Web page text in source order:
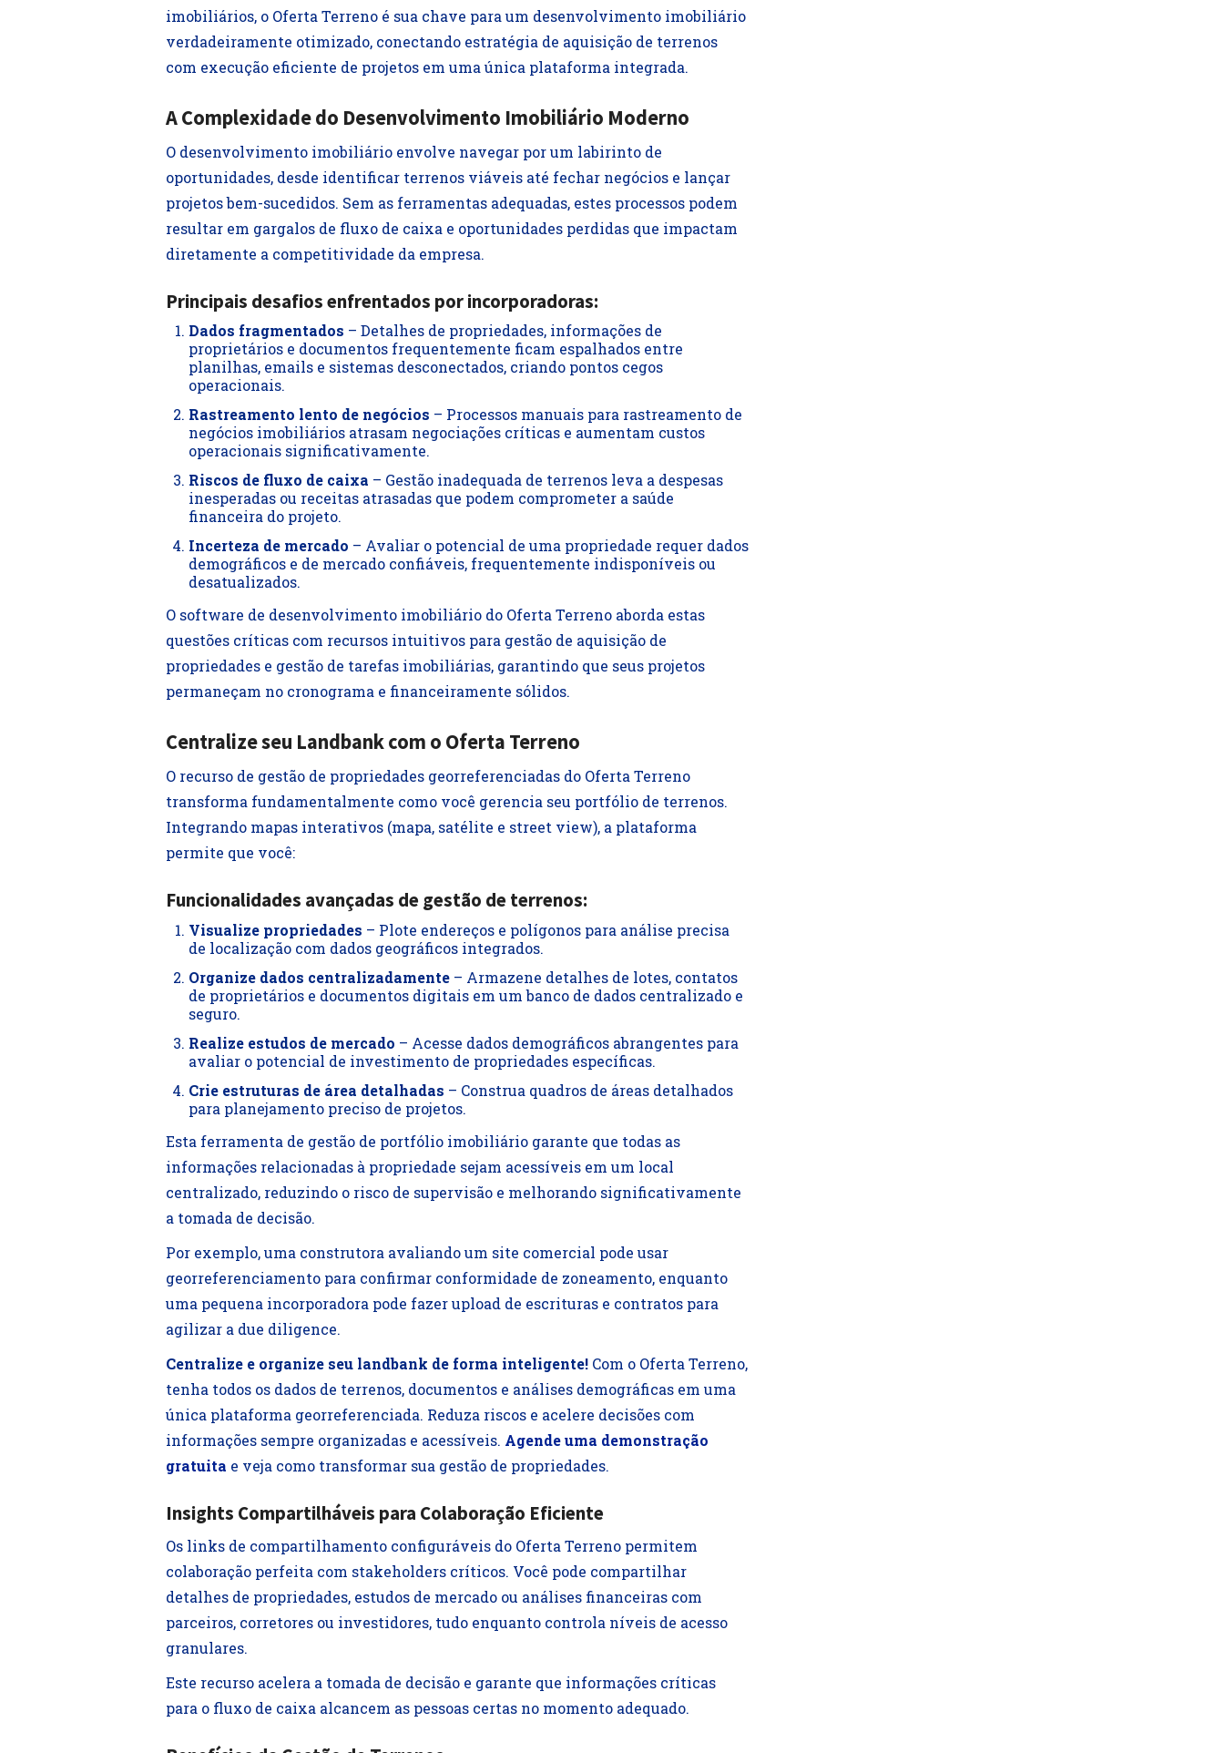
imobiliários, o Oferta Terreno é sua chave para um desenvolvimento imobiliário
verdadeiramente otimizado, conectando estratégia de aquisição de terrenos
com execução eficiente de projetos em uma única plataforma integrada.
A Complexidade do Desenvolvimento Imobiliário Moderno
O desenvolvimento imobiliário envolve navegar por um labirinto de
oportunidades, desde identificar terrenos viáveis até fechar negócios e lançar
projetos bem-sucedidos. Sem as ferramentas adequadas, estes processos podem
resultar em gargalos de fluxo de caixa e oportunidades perdidas que impactam
diretamente a competitividade da empresa.
Principais desafios enfrentados por incorporadoras:
Dados fragmentados – Detalhes de propriedades, informações de
proprietários e documentos frequentemente ficam espalhados entre
planilhas, emails e sistemas desconectados, criando pontos cegos
operacionais.
Rastreamento lento de negócios – Processos manuais para rastreamento de
negócios imobiliários atrasam negociações críticas e aumentam custos
operacionais significativamente.
Riscos de fluxo de caixa – Gestão inadequada de terrenos leva a despesas
inesperadas ou receitas atrasadas que podem comprometer a saúde
financeira do projeto.
Incerteza de mercado – Avaliar o potencial de uma propriedade requer dados
demográficos e de mercado confiáveis, frequentemente indisponíveis ou
desatualizados.
O software de desenvolvimento imobiliário do Oferta Terreno aborda estas
questões críticas com recursos intuitivos para gestão de aquisição de
propriedades e gestão de tarefas imobiliárias, garantindo que seus projetos
permaneçam no cronograma e financeiramente sólidos.
Centralize seu Landbank com o Oferta Terreno
O recurso de gestão de propriedades georreferenciadas do Oferta Terreno
transforma fundamentalmente como você gerencia seu portfólio de terrenos.
Integrando mapas interativos (mapa, satélite e street view), a plataforma
permite que você:
Funcionalidades avançadas de gestão de terrenos:
Visualize propriedades – Plote endereços e polígonos para análise precisa
de localização com dados geográficos integrados.
Organize dados centralizadamente – Armazene detalhes de lotes, contatos
de proprietários e documentos digitais em um banco de dados centralizado e
seguro.
Realize estudos de mercado – Acesse dados demográficos abrangentes para
avaliar o potencial de investimento de propriedades específicas.
Crie estruturas de área detalhadas – Construa quadros de áreas detalhados
para planejamento preciso de projetos.
Esta ferramenta de gestão de portfólio imobiliário garante que todas as
informações relacionadas à propriedade sejam acessíveis em um local
centralizado, reduzindo o risco de supervisão e melhorando significativamente
a tomada de decisão.
Por exemplo, uma construtora avaliando um site comercial pode usar
georreferenciamento para confirmar conformidade de zoneamento, enquanto
uma pequena incorporadora pode fazer upload de escrituras e contratos para
agilizar a due diligence.
Centralize e organize seu landbank de forma inteligente! Com o Oferta Terreno,
tenha todos os dados de terrenos, documentos e análises demográficas em uma
única plataforma georreferenciada. Reduza riscos e acelere decisões com
informações sempre organizadas e acessíveis. Agende uma demonstração
gratuita e veja como transformar sua gestão de propriedades.
Insights Compartilháveis para Colaboração Eficiente
Os links de compartilhamento configuráveis do Oferta Terreno permitem
colaboração perfeita com stakeholders críticos. Você pode compartilhar
detalhes de propriedades, estudos de mercado ou análises financeiras com
parceiros, corretores ou investidores, tudo enquanto controla níveis de acesso
granulares.
Este recurso acelera a tomada de decisão e garante que informações críticas
para o fluxo de caixa alcancem as pessoas certas no momento adequado.